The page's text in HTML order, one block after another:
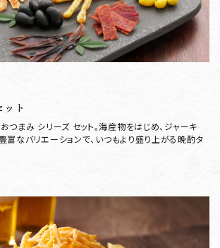
ト
まみ シリーズ セット。海産物をはじめ、ジャーキ
富なバリエーションで、いつもより盛り上がる晩酌タ